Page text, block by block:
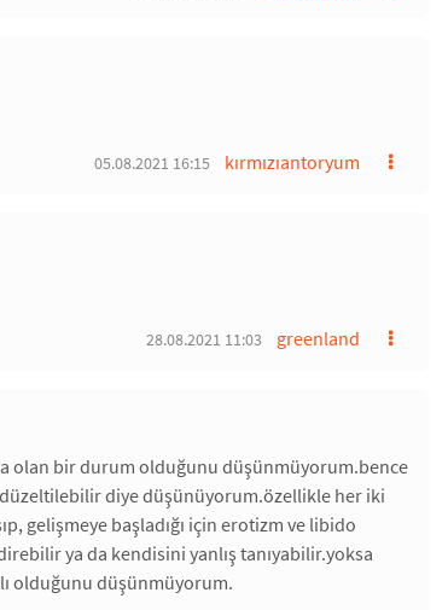
kırmızıantoryum
05.08.2021 16:15
greenland
28.08.2021 11:03
olan bir durum olduğunu düşünmüyorum.bence
diye düşünüyorum.özellikle her iki
gelişmeye başladığı için erotizm ve libido
ya da kendisini yanlış tanıyabilir.yoksa
olduğunu düşünmüyorum.